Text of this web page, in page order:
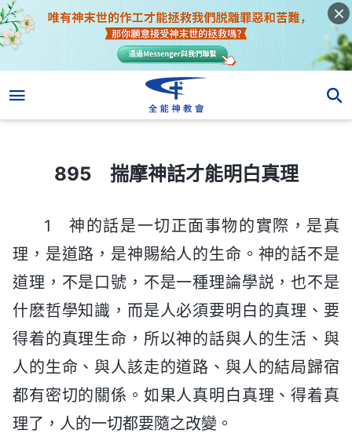
895 揣摩神話才能明白真理
895 揣摩神話才能明白真理
1 神的話是一切正面事物的實際，是真
理，是道路，是神賜給人的生命。神的話不是
道理，不是口號，不是一種理論學説，也不是
什麽哲學知識，而是人必須要明白的真理、要
得着的真理生命，所以神的話與人的生活、與
人的生命、與人該走的道路、與人的結局歸宿
都有密切的關係。如果人真明白真理、得着真
理了，人的一切都要隨之改變。